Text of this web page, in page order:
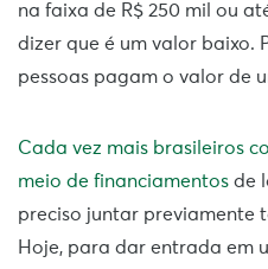
na faixa de R$ 250 mil ou
dizer que é um valor baixo.
pessoas pagam o valor de
Cada vez mais brasileiros
meio de financiamentos de
preciso juntar previamente
Hoje, para dar entrada em